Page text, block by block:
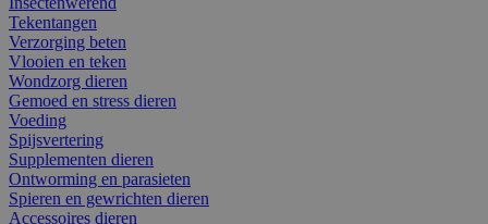
Tekentangen
Verzorging beten
Vlooien en teken
Wondzorg dieren
Gemoed en stress dieren
Voeding
Spijsvertering
Supplementen dieren
Ontworming en parasieten
Spieren en gewrichten dieren
Accessoires dieren